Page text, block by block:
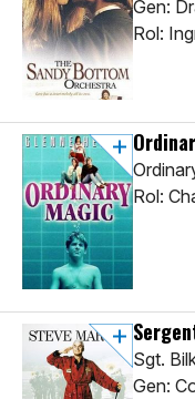
Gen:
Rol:
Rol:
Sgt.
Gen: